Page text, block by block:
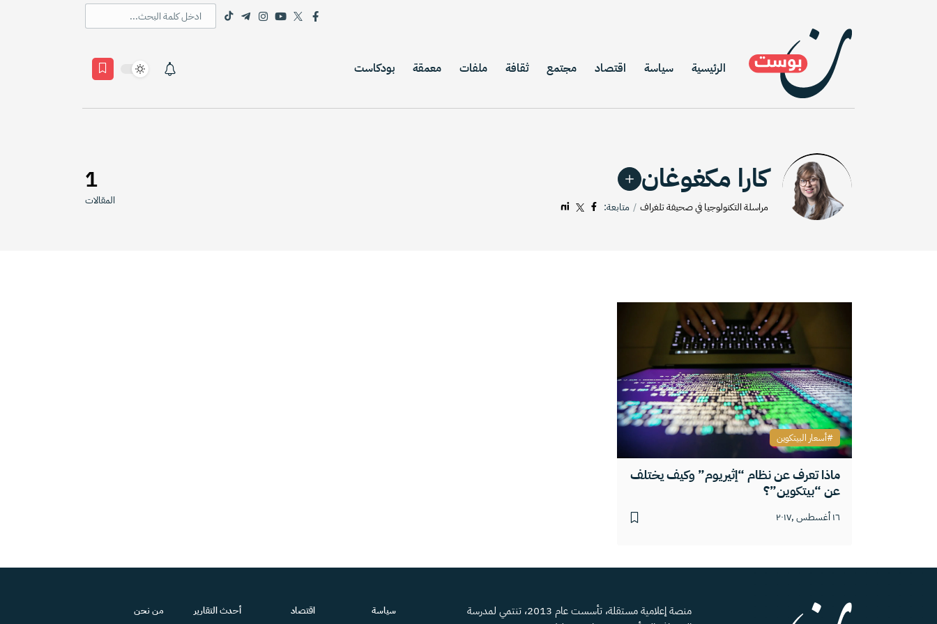
الرئيسية سياسة اقتصاد مجتمع ثقافة ملفات معمقة بودكاست
كارا مكغوغان
مراسلة التكنولوجيا في صحيفة تلغراف متابعة:
1
المقالات
ماذا تعرف عن نظام “إثيريوم” وكيف يختلف
عن “بيتكوين”؟
١٦ أغسطس ,٢٠١٧
أسعار البيتكوين
منصة إعلامية مستقلة، تأسست عام 2013، تنتمي لمدرسة
سياسة اقتصاد أحدث التقارير من نحن